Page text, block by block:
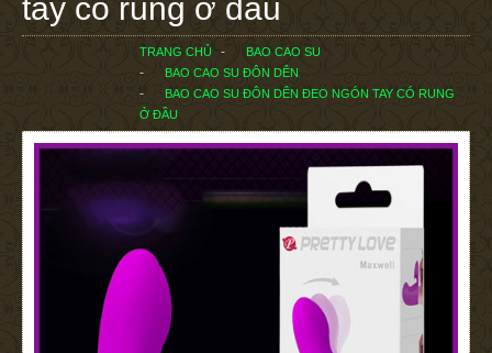
tay có rung ở đầu
TRANG CHỦ
BAO CAO SU
BAO CAO SU ĐÔN DÊN
BAO CAO SU ĐÔN DÊN ĐEO NGÓN TAY CÓ RUNG
Ở ĐẦU